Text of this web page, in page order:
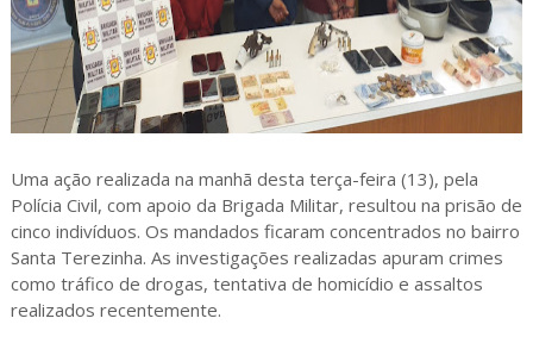
Uma ação realizada na manhã desta terça-feira (13), pela
Polícia Civil, com apoio da Brigada Militar, resultou na prisão de
cinco indivíduos. Os mandados ficaram concentrados no bairro
Santa Terezinha. As investigações realizadas apuram crimes
como tráfico de drogas, tentativa de homicídio e assaltos
realizados recentemente.